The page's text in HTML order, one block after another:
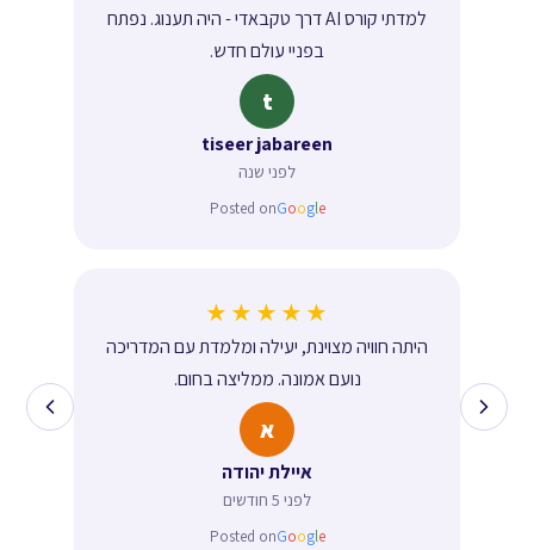
למדתי קורס AI דרך טקבאדי - היה תענוג. נפתח
בפניי עולם חדש.
t
tiseer jabareen
לפני שנה
Google
Posted on
★★★★★
היתה חוויה מצוינת, יעילה ומלמדת עם המדריכה
נועם אמונה. ממליצה בחום.
א
איילת יהודה
לפני 5 חודשים
Google
Posted on